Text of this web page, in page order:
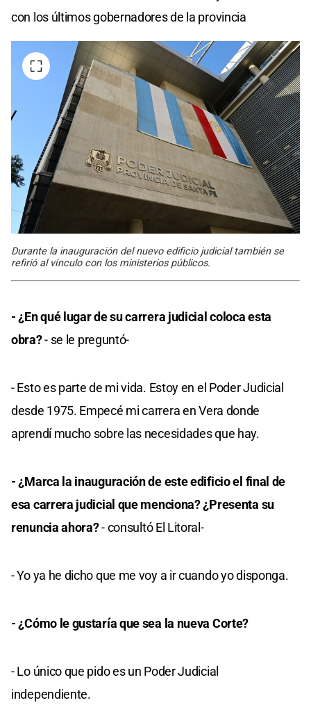
con los últimos gobernadores de la provincia
Durante la inauguración del nuevo edificio judicial también se
refirió al vínculo con los ministerios públicos.
- ¿En qué lugar de su carrera judicial coloca esta
obra?- se le preguntó-
- Esto es parte de mi vida. Estoy en el Poder Judicial
desde 1975. Empecé mi carrera en Vera donde
aprendí mucho sobre las necesidades que hay.
- ¿Marca la inauguración de este edificio el final de
esa carrera judicial que menciona? ¿Presenta su
renuncia ahora?- consultó El Litoral-
- Yo ya he dicho que me voy a ir cuando yo disponga.
- ¿Cómo le gustaría que sea la nueva Corte?
- Lo único que pido es un Poder Judicial
independiente.